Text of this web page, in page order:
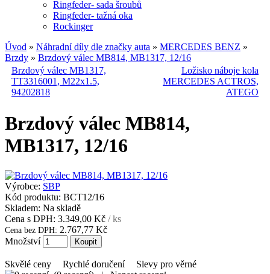
Ringfeder- sada šroubů
Ringfeder- tažná oka
Rockinger
Úvod » Náhradní díly dle značky auta » MERCEDES BENZ »
Brzdy » Brzdový válec MB814, MB1317, 12/16
Brzdový válec MB1317,
TT3316001, M22x1.5,
94202818
Ložisko náboje kola
MERCEDES ACTROS,
ATEGO
Brzdový válec MB814,
MB1317, 12/16
Výrobce: SBP
Kód produktu: BCT12/16
Skladem: Na skladě
Cena s DPH: 3.349,00 Kč / ks
Cena bez DPH: 2.767,77 Kč
Množství
Skvělé ceny Rychlé doručení
Slevy pro věrné